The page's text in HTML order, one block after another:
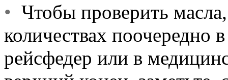
• Чтобы проверить
количествах поочередно
рейсфедер или в